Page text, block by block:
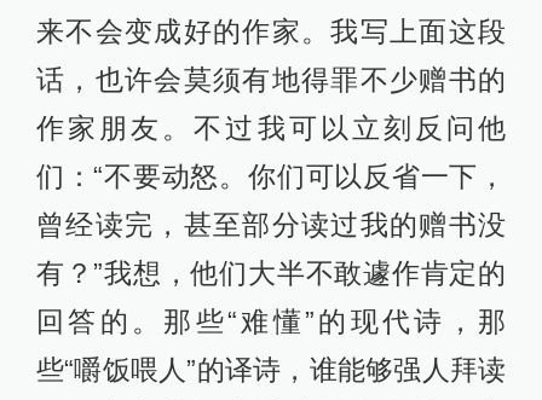
来不会变成好的作家。我写上面这段
话，也许会莫须有地得罪不少赠书的
作家朋友。不过我可以立刻反问他
们：“不要动怒。你们可以反省一下，
曾经读完，甚至部分读过我的赠书没
有？”我想，他们大半不敢遽作肯定的
回答的。那些“难懂”的现代诗，那
些“嚼饭喂人”的译诗，谁能够强人拜读